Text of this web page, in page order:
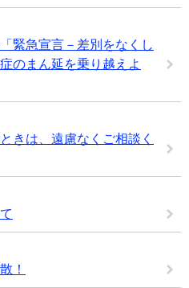
緊急宣言－差別をなくし
のまん延を乗り越えよ
きは、遠慮なくご相談く
！